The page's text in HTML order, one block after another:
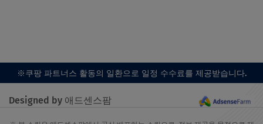
※쿠팡 파트너스 활동의 일환으로 일정 수수료를 제공받습니다.
Designed by 애드센스팜